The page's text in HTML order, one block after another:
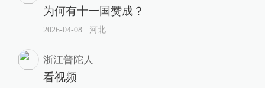
为何有十一国赞成？
2026-04-08∙ 河北
浙江普陀人
看视频